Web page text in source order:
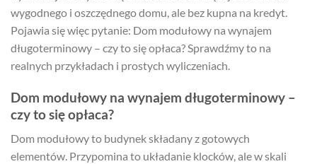
wygodnego i oszczędnego domu, ale bez kupna na kredyt.
Pojawia się więc pytanie: Dom modułowy na wynajem
długoterminowy – czy to się opłaca? Sprawdźmy to na
realnych przykładach i prostych wyliczeniach.
Dom modułowy na wynajem długoterminowy –
czy to się opłaca?
Dom modułowy to budynek składany z gotowych
elementów. Przypomina to układanie klocków, ale w skali